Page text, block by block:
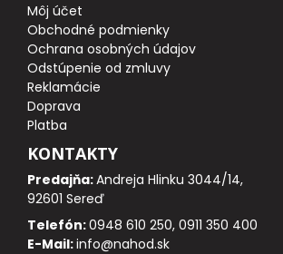
Môj účet
Obchodné podmienky
Ochrana osobných údajov
Odstúpenie od zmluvy
Reklamácie
Doprava
Platba
KONTAKTY
Predajňa:Andreja Hlinku 3044/14,
92601 Sereď
Telefón:0948 610 250, 0911 350 400
E-Mail:info@nahod.sk
PRÍVLAČOVÉ PRÚTY
BIČE A DELIČKY
SPODOVÉ A MARKEROVACIE PRÚTY
FEEDER ŠPIČKY
MATCHOVÉ A BOLOGNESOVÉ PRÚTY